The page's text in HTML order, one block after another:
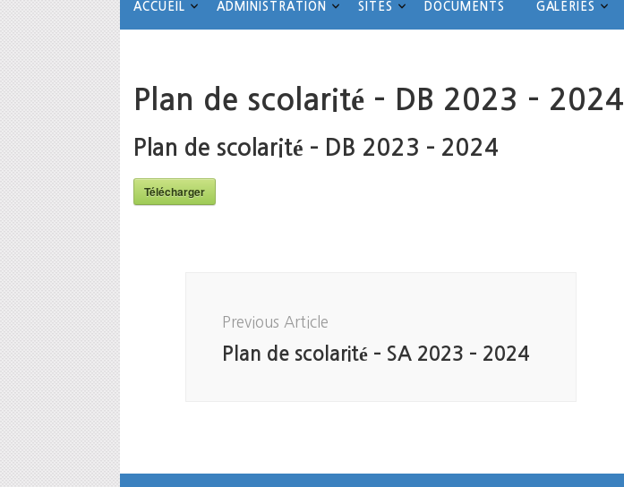
ACCUEIL ADMINISTRATION SITES DOCUMENTS GALERIES
Plan de scolarité – DB 2023 – 2024
Plan de scolarité – DB 2023 – 2024
Télécharger
Previous Article
Plan de scolarité – SA 2023 – 2024